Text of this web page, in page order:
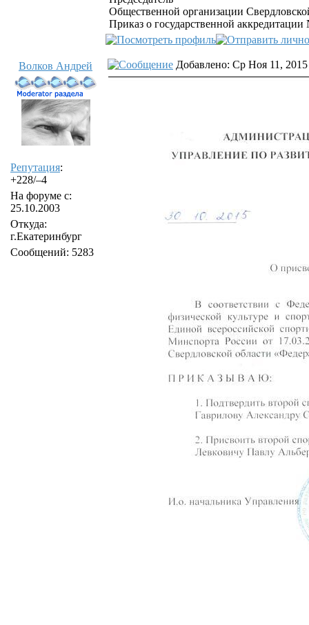
Общественной организации
Приказ о государственной
Волков Андрей
Репутация:
+228/–4
На форуме с:
25.10.2003
Откуда:
г.Екатеринбург
Сообщений: 5283
Добавлено: Ср Ноя 11, 2015